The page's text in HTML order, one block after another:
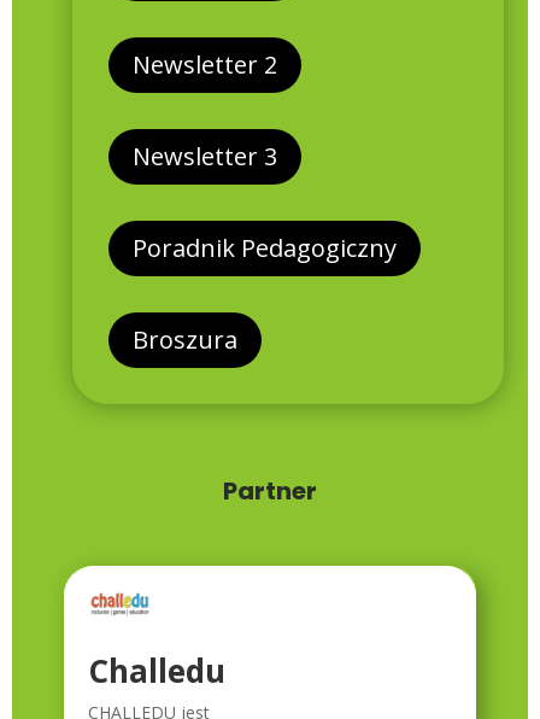
Newsletter 2
Newsletter 3
Poradnik Pedagogiczny
Broszura
Partner
Challedu
CHALLEDU jest